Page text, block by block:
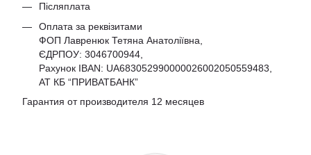
Післяплата
Оплата за реквізитами
ФОП Лавренюк Тетяна Анатоліївна,
ЄДРПОУ: 3046700944
Рахунок IBAN: UA683052990000026002050559483,
АТ КБ “ПРИВАТБАНК”
Гарантия от производителя 12 месяцев